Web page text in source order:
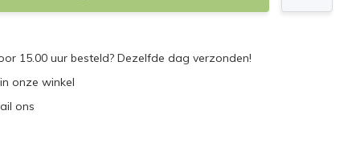
15.00 uur besteld? Dezelfde dag verzonden!
onze winkel
ons